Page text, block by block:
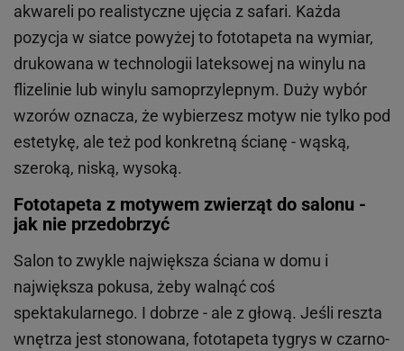
akwareli po realistyczne ujęcia z safari. Każda
pozycja w siatce powyżej to fototapeta na wymiar,
drukowana w technologii lateksowej na winylu na
flizelinie lub winylu samoprzylepnym. Duży wybór
wzorów oznacza, że wybierzesz motyw nie tylko pod
estetykę, ale też pod konkretną ścianę - wąską,
szeroką, niską, wysoką.
Fototapeta z motywem zwierząt do salonu -
jak nie przedobrzyć
Salon to zwykle największa ściana w domu i
największa pokusa, żeby walnąć coś
spektakularnego. I dobrze - ale z głową. Jeśli reszta
wnętrza jest stonowana, fototapeta tygrys w czarno-